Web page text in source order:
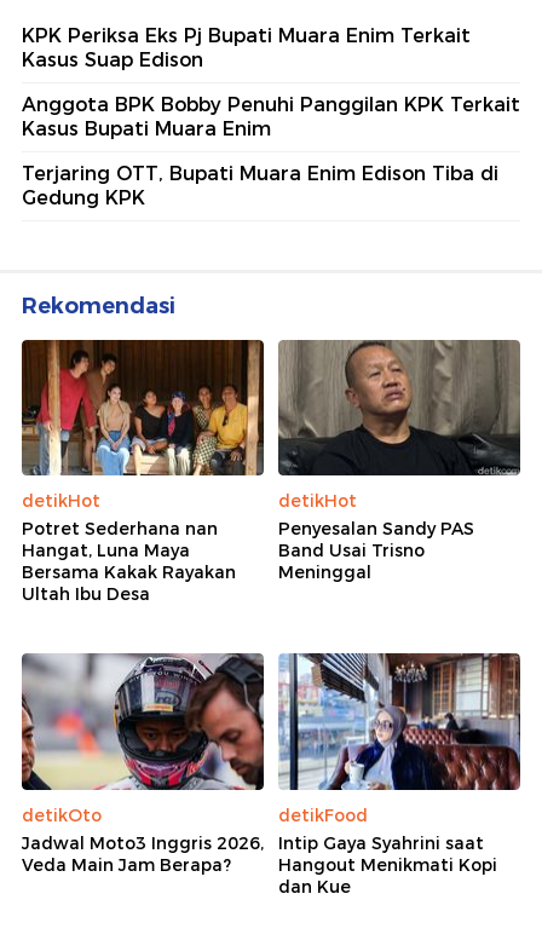
KPK Periksa Eks Pj Bupati Muara Enim Terkait
Kasus Suap Edison
Anggota BPK Bobby Penuhi Panggilan KPK Terkait
Kasus Bupati Muara Enim
Terjaring OTT, Bupati Muara Enim Edison Tiba di
Gedung KPK
Rekomendasi
detikHot
Potret Sederhana nan
Hangat, Luna Maya
Bersama Kakak Rayakan
Ultah Ibu Desa
detikHot
Penyesalan Sandy PAS
Band Usai Trisno
Meninggal
detikOto
Jadwal Moto3 Inggris 2026,
Veda Main Jam Berapa?
detikFood
Intip Gaya Syahrini saat
Hangout Menikmati Kopi
dan Kue